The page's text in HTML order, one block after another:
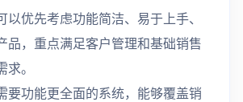
以优先考虑功能简洁、易于上手、
品，重点满足客户管理和基础销售
求。
要功能更全面的系统，能够覆盖销